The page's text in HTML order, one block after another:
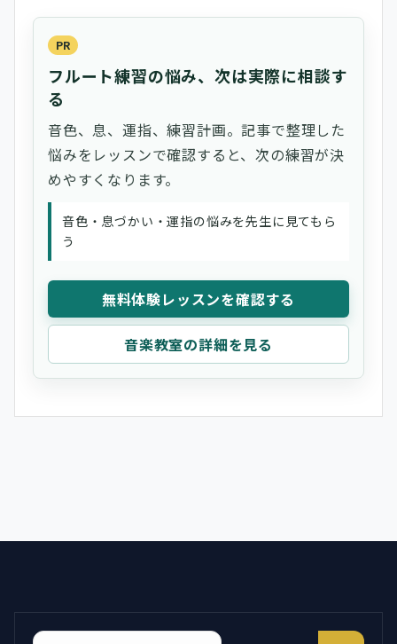
PR
フルート練習の悩み、次は実際に相談す
る
音色、息、運指、練習計画。記事で整理した
悩みをレッスンで確認すると、次の練習が決
めやすくなります。
音色・息づかい・運指の悩みを先生に見てもら
う
無料体験レッスンを確認する
音楽教室の詳細を見る